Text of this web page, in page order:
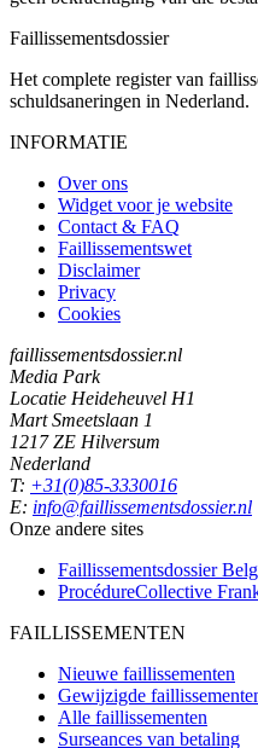
Faillissementsdossier
Het complete register van
schuldsaneringen in Nederland.
INFORMATIE
Over ons
Widget voor je website
Contact & FAQ
Faillissementswet
Disclaimer
Privacy
Cookies
faillissementsdossier.nl
Media Park
Locatie Heideheuvel H1
Mart Smeetslaan 1
1217 ZE Hilversum
Nederland
T: +31(0)85-3330016
E: info@faillissementsdossier.nl
Onze andere sites
Faillissementsdossier
ProcédureCollective
FAILLISSEMENTEN
Nieuwe faillissementen
Gewijzigde
Alle faillissementen
Surseances van betaling